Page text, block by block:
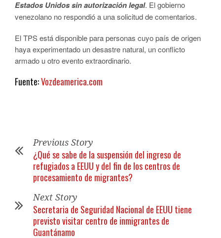
Estados Unidos sin autorización legal. El gobierno
venezolano no respondió a una solicitud de comentarios.
El TPS está disponible para personas cuyo país de origen
haya experimentado un desastre natural, un conflicto
armado u otro evento extraordinario.
Fuente:Vozdeamerica.com
Previous Story
¿Qué se sabe de la suspensión del ingreso de
refugiados a EEUU y del fin de los centros de
procesamiento de migrantes?
Next Story
Secretaria de Seguridad Nacional de EEUU tiene
previsto visitar centro de inmigrantes de
Guantánamo